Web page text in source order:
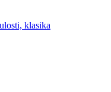
klasika